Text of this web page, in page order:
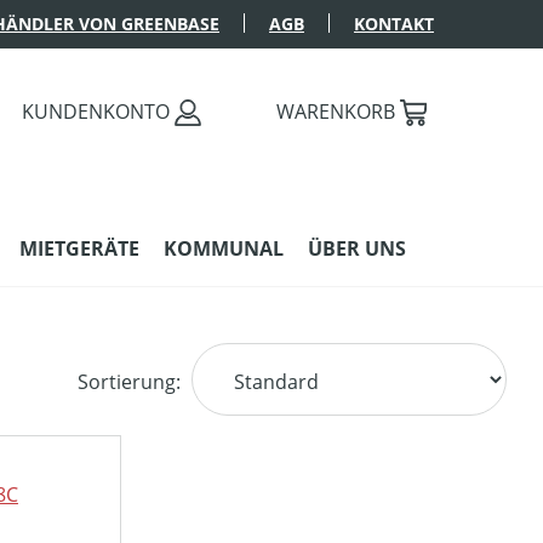
VON GREENBASE AGB KONTAKT
KUNDENKONTO WARENKORB
MIETGERÄTE KOMMUNAL ÜBER UNS
Sortierung: